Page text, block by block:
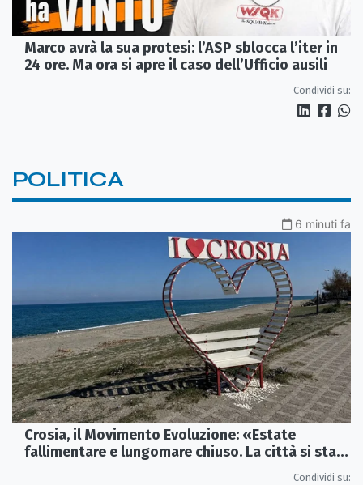
Marco avrà la sua protesi: l’ASP sblocca l’iter in
24 ore. Ma ora si apre il caso dell’Ufficio ausili
Condividi su:
POLITICA
6 minuti fa
Crosia, il Movimento Evoluzione: «Estate
fallimentare e lungomare chiuso. La città si sta
Condividi su: